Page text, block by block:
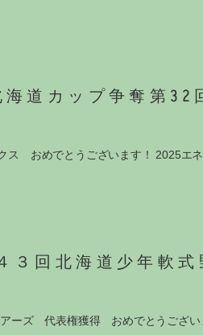
海道カップ争奪第
おめでとうございます！ 2025エネ
３回北海道少年軟
ーズ 代表権獲得 おめでとうござい